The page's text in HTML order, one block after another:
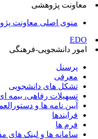
معاونت پژوهشی
منوی اصلی معاونت
EDO
امور دانشجویی-فرهنگی
پرسنل
معرفی
تشکل های دانشجویی
تسهیلات رفاهی، بیمه
آیین نامه ها و
فرایندها
فرم ها
سامانه ها و لینک های